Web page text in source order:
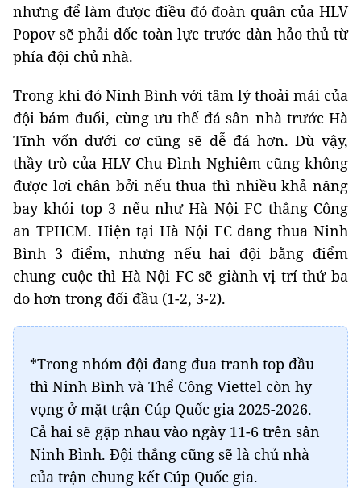
nhưng để làm được điều đó đoàn quân của HLV
Popov sẽ phải dốc toàn lực trước dàn hảo thủ từ
phía đội chủ nhà.
Trong khi đó Ninh Bình với tâm lý thoải mái của
đội bám đuổi, cùng ưu thế đá sân nhà trước Hà
Tĩnh vốn dưới cơ cũng sẽ dễ đá hơn. Dù vậy,
thầy trò của HLV Chu Đình Nghiêm cũng không
được lơi chân bởi nếu thua thì nhiều khả năng
bay khỏi top 3 nếu như Hà Nội FC thắng Công
an TPHCM. Hiện tại Hà Nội FC đang thua Ninh
Bình 3 điểm, nhưng nếu hai đội bằng điểm
chung cuộc thì Hà Nội FC sẽ giành vị trí thứ ba
do hơn trong đối đầu (1-2, 3-2).
*Trong nhóm đội đang đua tranh top đầu
thì Ninh Bình và Thể Công Viettel còn hy
vọng ở mặt trận Cúp Quốc gia 2025-2026.
Cả hai sẽ gặp nhau vào ngày 11-6 trên sân
Ninh Bình. Đội thắng cũng sẽ là chủ nhà
của trận chung kết Cúp Quốc gia.